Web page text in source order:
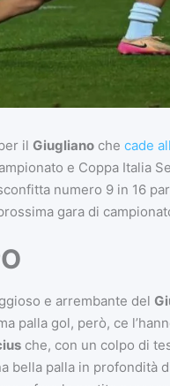
il Giuglianoche cade
e Coppa Italia
numero 9 in 16
gara di
e arrembante del
palla gol, però, ce
che, con un colpo di
bella palla in profondità